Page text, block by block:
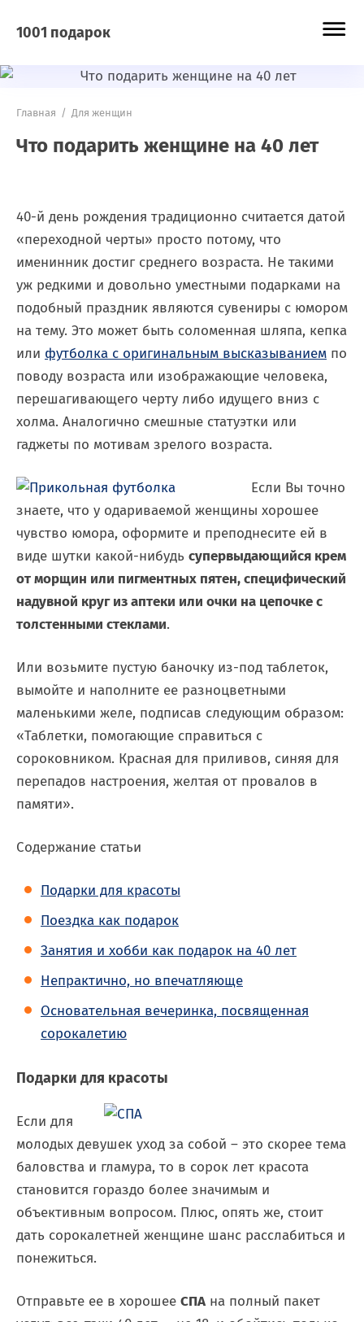
1001 подарок
Главная / Для женщин
Что подарить женщине на 40 лет
40-й день рождения традиционно считается датой
«переходной черты» просто потому, что
именинник достиг среднего возраста. Не такими
уж редкими и довольно уместными подарками на
подобный праздник являются сувениры с юмором
на тему. Это может быть соломенная шляпа, кепка
или футболка с оригинальным высказыванием по
поводу возраста или изображающие человека,
перешагивающего черту либо идущего вниз с
холма. Аналогично смешные статуэтки или
гаджеты по мотивам зрелого возраста.
Если Вы точно
знаете, что у одариваемой женщины хорошее
чувство юмора, оформите и преподнесите ей в
виде шутки какой-нибудь супервыдающийся крем
от морщин или пигментных пятен, специфический
надувной круг из аптеки или очки на цепочке с
толстенными стеклами.
Или возьмите пустую баночку из-под таблеток,
вымойте и наполните ее разноцветными
маленькими желе, подписав следующим образом:
«Таблетки, помогающие справиться с
сороковником. Красная для приливов, синяя для
перепадов настроения, желтая от провалов в
памяти».
Содержание статьи
Подарки для красоты
Поездка как подарок
Занятия и хобби как подарок на 40 лет
Непрактично, но впечатляюще
Основательная вечеринка, посвященная
сорокалетию
Подарки для красоты
Если для
молодых девушек уход за собой – это скорее тема
баловства и гламура, то в сорок лет красота
становится гораздо более значимым и
объективным вопросом. Плюс, опять же, стоит
дать сорокалетней женщине шанс расслабиться и
понежиться.
Отправьте ее в хорошее СПА на полный пакет